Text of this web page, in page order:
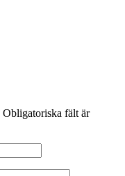
Obligatoriska fält är